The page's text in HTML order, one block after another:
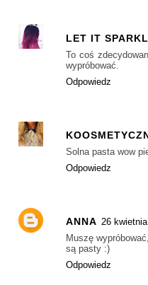
LET IT
To coś
wypróbować.
Odpowiedz
Solna pasta wow
Odpowiedz
ANNA 26
Muszę
są pasty :)
Odpowiedz